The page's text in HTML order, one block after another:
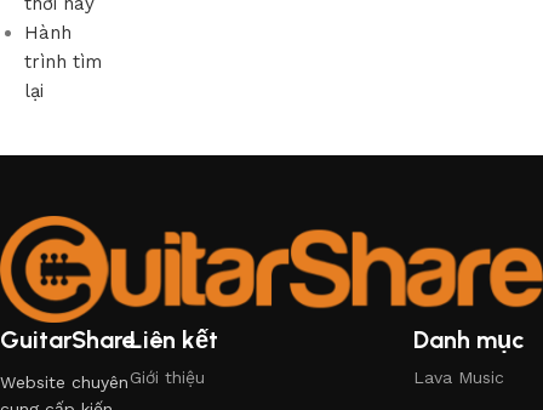
Hành
trình tìm
lại
GuitarShare
Website chuyên
Liên kết
Giới thiệu
Danh mục
Lava Music